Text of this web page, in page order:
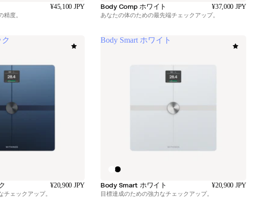
¥45,100 JPY
度。
Body Comp ホワイト ¥37,000 JPY
あなたの体のための最先端チェックアップ。
¥20,900 JPY
チェックアップ。
Body Smart ホワイト
Body Smart ホワイト ¥20,900 JPY
目標達成のための強力なチェックアップ。